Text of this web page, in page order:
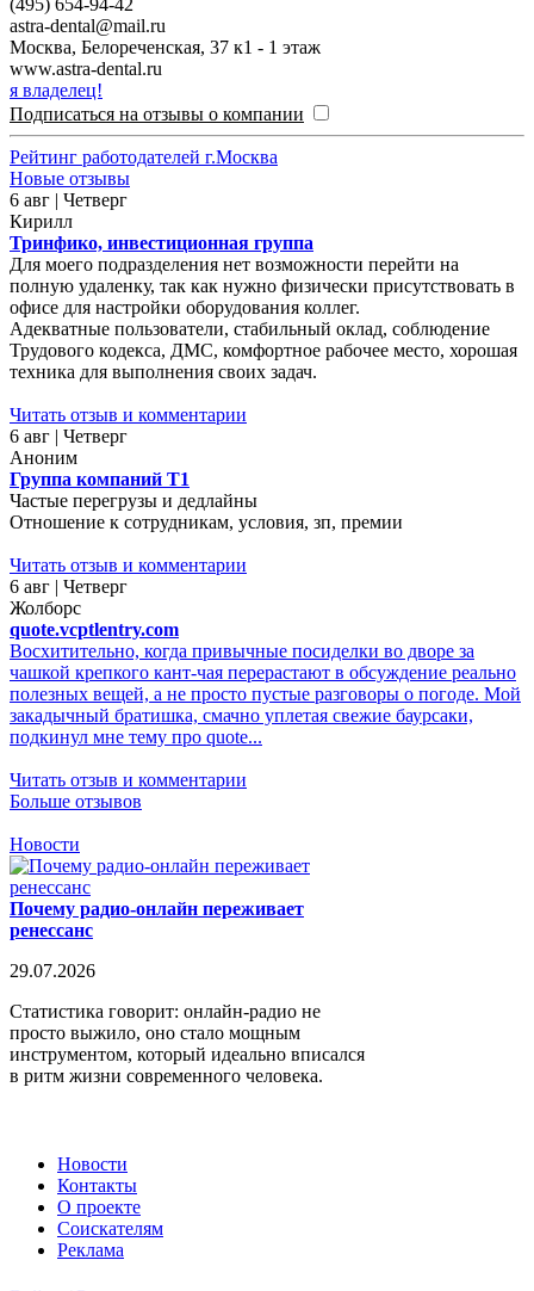
astra-dental@mail.ru
Москва, Белореченская, 37 к1 - 1 этаж
www.astra-dental.ru
я владелец!
Подписаться на отзывы о компании
Рейтинг работодателей г.Москва
Новые отзывы
6 авг | Четверг
Кирилл
Тринфико, инвестиционная группа
Для моего подразделения нет возможности перейти на
полную удаленку, так как нужно физически присутствовать в
офисе для настройки оборудования коллег.
Адекватные пользователи, стабильный оклад, соблюдение
Трудового кодекса, ДМС, комфортное рабочее место, хорошая
техника для выполнения своих задач.
Читать отзыв и комментарии
6 авг | Четверг
Аноним
Группа компаний Т1
Частые перегрузы и дедлайны
Отношение к сотрудникам, условия, зп, премии
Читать отзыв и комментарии
6 авг | Четверг
Жолборс
quote.vcptlentry.com
Восхитительно, когда привычные посиделки во дворе за
чашкой крепкого кант-чая перерастают в обсуждение реально
полезных вещей, а не просто пустые разговоры о погоде. Мой
закадычный братишка, смачно уплетая свежие баурсаки,
подкинул мне тему про quote...
Читать отзыв и комментарии
Больше отзывов
Новости
Почему радио-онлайн переживает
ренессанс
29.07.2026
Статистика говорит: онлайн-радио не
просто выжило, оно стало мощным
инструментом, который идеально вписался
в ритм жизни современного человека.
Новости
Контакты
О проекте
Соискателям
Реклама